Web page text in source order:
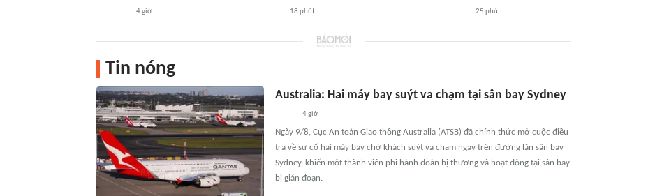
4 giờ 18 phút 25 phút
Tin nóng
Australia: Hai máy bay suýt va chạm tại sân bay Sydney
4 giờ
Ngày 9/8, Cục An toàn Giao thông Australia (ATSB) đã chính thức mở cuộc điều
tra về sự cố hai máy bay chở khách suýt va chạm ngay trên đường lăn sân bay
Sydney, khiến một thành viên phi hành đoàn bị thương và hoạt động tại sân bay
bị gián đoạn.